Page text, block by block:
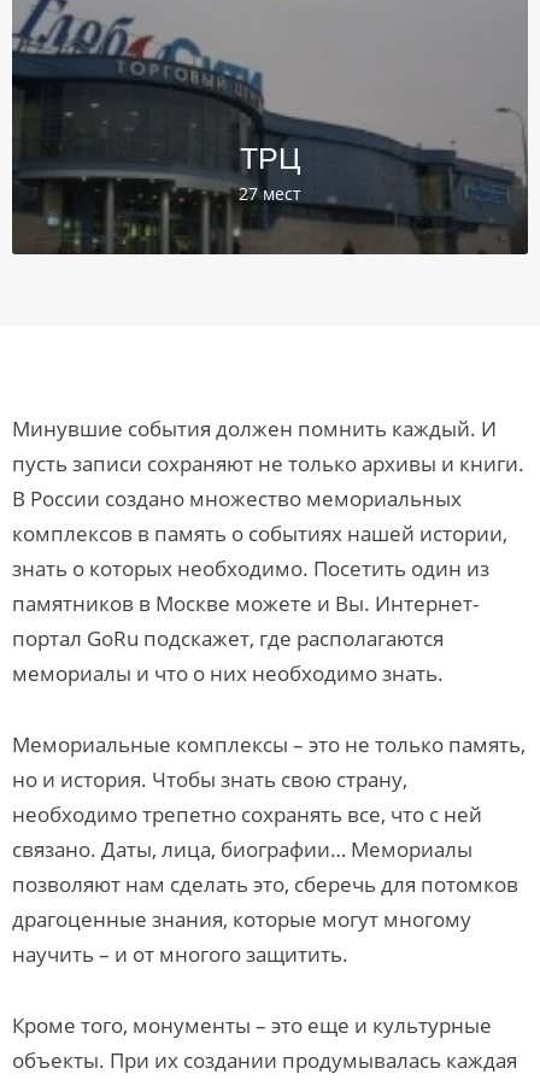
ТРЦ
27 мест
Минувшие события должен помнить каждый. И
пусть записи сохраняют не только архивы и книги.
В России создано множество мемориальных
комплексов в память о событиях нашей истории,
знать о которых необходимо. Посетить один из
памятников в Москве можете и Вы. Интернет-
портал GoRu подскажет, где располагаются
мемориалы и что о них необходимо знать.
Мемориальные комплексы – это не только память,
но и история. Чтобы знать свою страну,
необходимо трепетно сохранять все, что с ней
связано. Даты, лица, биографии… Мемориалы
позволяют нам сделать это, сберечь для потомков
драгоценные знания, которые могут многому
научить – и от многого защитить.
Кроме того, монументы – это еще и культурные
объекты. При их создании продумывалась каждая